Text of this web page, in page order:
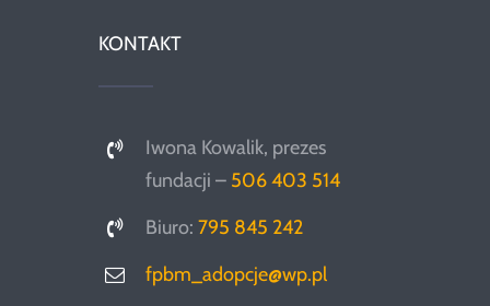
KONTAKT
Iwona Kowalik, prezes
fundacji – 506 403 514
Biuro:795 845 242
fpbm_adopcje@wp.pl